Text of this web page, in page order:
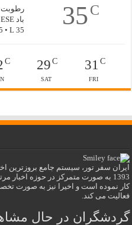
35C
رطوبت 12%
باد 3km/h ESE
• L 35
31 C
FRI
29 C
SAT
C
ایران سفر تور، سیستم جامع بروزترین
1393 به صورت متمرکز در حوزه
کار نموده است و اخیرا نیز به صورت
فعالیت می کند.
گردشگران در حال